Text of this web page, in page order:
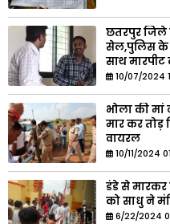
छतरपुर जिले
सेल,पुलिस के
साथ
10/07/2024
भोला की
मार कर तोड़
वायरल
10/11/2024
डंडे से मारकर
को साधु ने
6/22/2024